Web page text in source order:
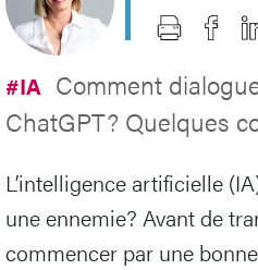
#IA Comment
ChatGPT? Quelques
L’intelligence artificielle
une ennemie? Avant de
commencer par une